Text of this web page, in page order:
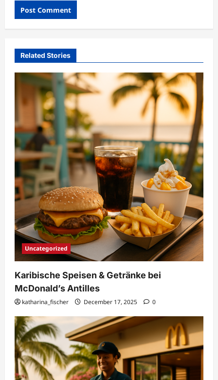
Related Stories
Uncategorized
Karibische Speisen & Getränke bei
McDonald’s Antilles
katharina_fischer December 17, 2025 0